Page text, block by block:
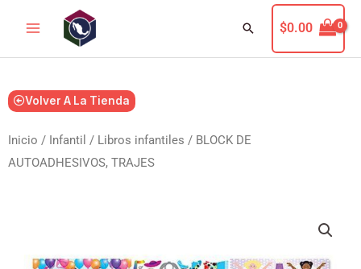
contenido
Buscar$0.00
Volver A La Tienda
Inicio / Infantil / Libros infantiles / BLOCK DE
AUTOADHESIVOS, TRAJES